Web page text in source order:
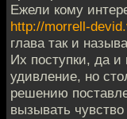
Ежели кому
http://morrell-
глава так и
Их поступки, да
удивление, но
решению
вызывать чувство